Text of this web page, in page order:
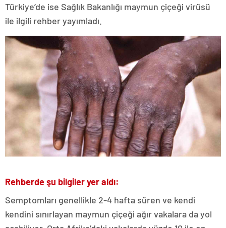
Türkiye’de ise Sağlık Bakanlığı maymun çiçeği virüsü
ile ilgili rehber yayımladı.
Rehberde şu bilgiler yer aldı:
Semptomları genellikle 2-4 hafta süren ve kendi
kendini sınırlayan maymun çiçeği ağır vakalara da yol